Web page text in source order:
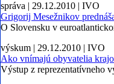
správa | 29.12.2010 | IVO
Grigorij Mesežnikov
O Slovensku v
výskum | 29.12.2010 | IVO
Ako vnímajú obyvatelia
Výstup z reprezentatívneho